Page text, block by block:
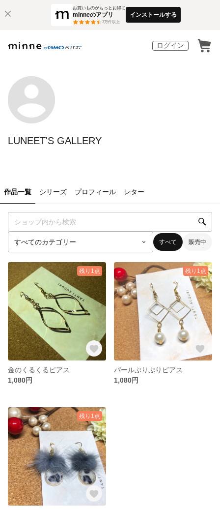
お買いものがもっとお得に
minneのアプリ
3万件以上
インストールする
ログイン
LUNEET'S GALLERY
作品一覧 シリーズ プロフィール レター
すべて 販売中
残り1点
金のくるくるピアス
1,080円
残り1点
パールぷりぷりピアス
1,080円
残り1点